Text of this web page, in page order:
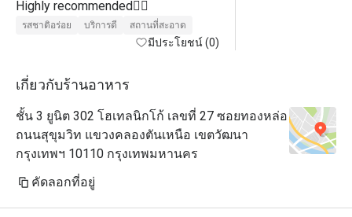
Highly recommended👍🏻
รสชาติอร่อย บริการดี สถานที่สะอาด
มีประโยชน์ (0)
เกี่ยวกับร้านอาหาร
ชั้น 3 ยูนิต 302 โฮเทลนิกโก้ เลขที่ 27 ซอยทองหล่อ
ถนนสุขุมวิท แขวงคลองตันเหนือ เขตวัฒนา
กรุงเทพฯ 10110 กรุงเทพมหานคร
คัดลอกที่อยู่